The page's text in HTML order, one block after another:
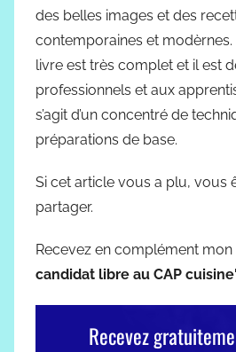
des belles images et des
contemporaines et
livre est très complet et il est
professionnels et aux
s’agit d’un concentré de
préparations de base.
Si cet article vous a plu, vous
partager.
Recevez en complément mon
candidat libre au CAP